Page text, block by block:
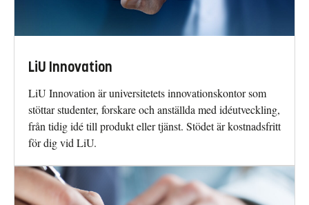
LiU Innovation
LiU Innovation är universitetets innovationskontor som
stöttar studenter, forskare och anställda med idéutveckling,
från tidig idé till produkt eller tjänst. Stödet är kostnadsfritt
för dig vid LiU.